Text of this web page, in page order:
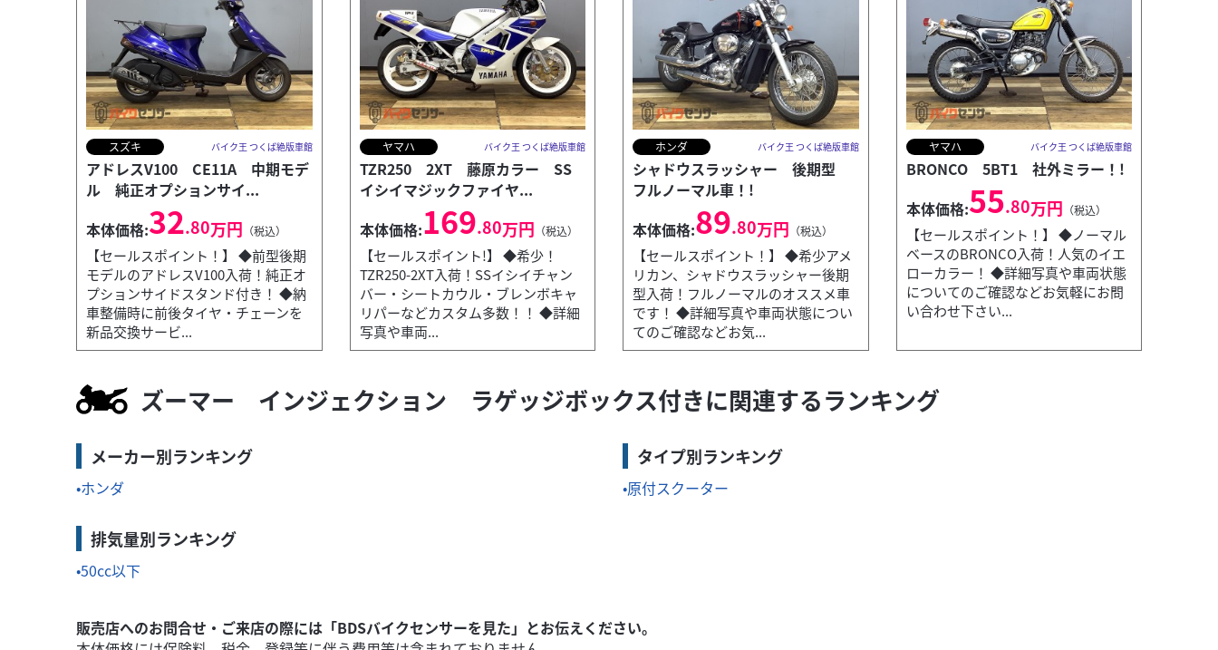
ホンダ
PCX150 KF30 フルノーマル車 アイドリングストップ...
34
【セールスポイント！】 ◆走行わずか393㎞のPCX150入荷！ご通勤・ご通学にいかがですか？？ ◆納車整備時に前後タイヤ・チェーンを新品交換サービス...
スズキ バイク王 つくば絶版車館
アドレスV100 CE11A 中期モデ
ル 純正オプションサイ...
本体価格:32.80万円 （税込）
【セールスポイント！】 ◆前型後期
モデルのアドレスV100入荷！純正オ
プションサイドスタンド付き！ ◆納
車整備時に前後タイヤ・チェーンを
新品交換サービ...
ヤマハ バイク王 つくば絶版車館
TZR250 2XT 藤原カラー SS
イシイマジックファイヤ...
本体価格:169.80万円 （税込）
【セールスポイント!】 ◆希少！
TZR250-2XT入荷！SSイシイチャン
バー・シートカウル・ブレンボキャ
リパーなどカスタム多数！！ ◆詳細
写真や車両...
ホンダ バイク王 つくば絶版車館
シャドウスラッシャー 後期型
フルノーマル車！!
本体価格:89.80万円 （税込）
【セールスポイント！】 ◆希少アメ
リカン、シャドウスラッシャー後期
型入荷！フルノーマルのオススメ車
です！ ◆詳細写真や車両状態につい
てのご確認などお気...
ヤマハ バイク王 つくば絶版車館
BRONCO 5BT1 社外ミラー！!
本体価格:55.80万円 （税込）
【セールスポイント！】 ◆ノーマル
ベースのBRONCO入荷！人気のイエ
ローカラー！ ◆詳細写真や車両状態
についてのご確認などお気軽にお問
い合わせ下さい...
ズーマー インジェクション ラゲッジボックス付きに関連するランキング
メーカー別ランキング
ホンダ
タイプ別ランキング
原付スクーター
排気量別ランキング
50cc以下
販売店へのお問合せ・ご来店の際には「BDSバイクセンサーを見た」とお伝えください。